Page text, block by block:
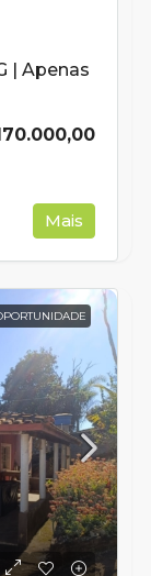
| Apenas
Mais